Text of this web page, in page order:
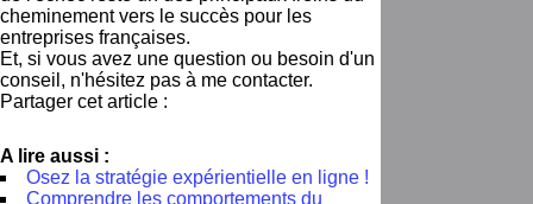
cheminement vers le succès pour les
entreprises françaises.
Et, si vous avez une question ou besoin d'un
conseil, n'hésitez pas à me contacter.
Partager cet article :
A lire aussi :
Osez la stratégie expérientielle en ligne !
Comprendre les comportements du